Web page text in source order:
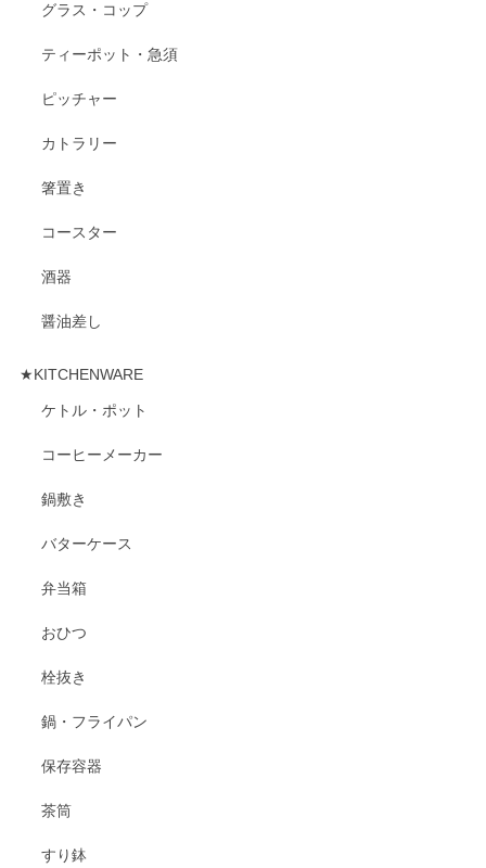
グラス・コップ
ティーポット・急須
ピッチャー
カトラリー
箸置き
コースター
酒器
醤油差し
★KITCHENWARE
ケトル・ポット
コーヒーメーカー
鍋敷き
バターケース
弁当箱
おひつ
栓抜き
鍋・フライパン
保存容器
茶筒
すり鉢